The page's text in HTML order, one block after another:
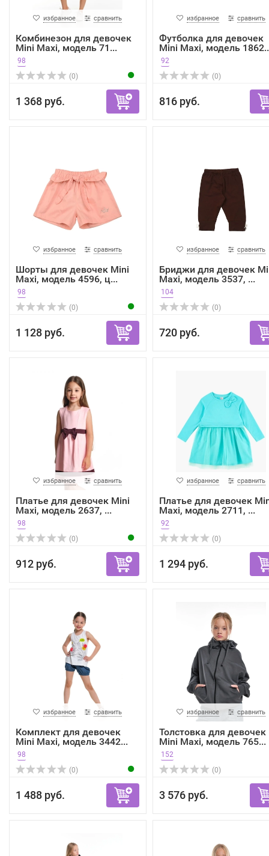
избранное сравнить
Комбинезон для девочек
Mini Maxi, модель 71...
98
(0)
1 368 руб.
избранное сравнить
Футболка для девочек
Mini Maxi, модель
92
(0)
816 руб.
избранное сравнить
Шорты для девочек Mini
Maxi, модель 4596, ц...
98
(0)
1 128 руб.
избранное сравнить
Бриджи для девочек
Maxi, модель 3537, ...
104
(0)
720 руб.
избранное сравнить
Платье для девочек Mini
Maxi, модель 2637, ...
98
(0)
912 руб.
избранное сравнить
Платье для девочек
Maxi, модель 2711, ...
92
(0)
1 294 руб.
избранное сравнить
Комплект для девочек
Mini Maxi, модель 3442...
98
(0)
1 488 руб.
избранное сравнить
Толстовка для девочек
Mini Maxi, модель 765...
152
(0)
3 576 руб.